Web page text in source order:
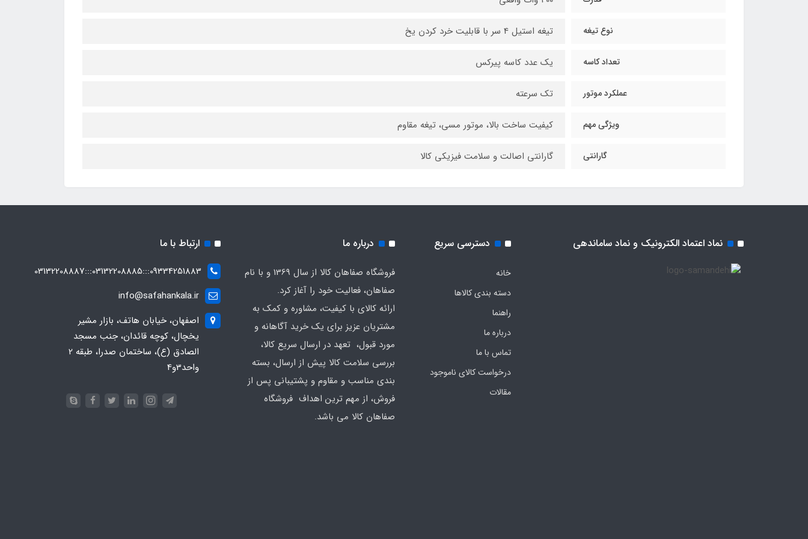
نوع تیغه تیغه استیل 4 سر با قابلیت خرد کردن یخ
تعداد کاسه یک عدد کاسه پیرکس
عملکرد موتور تک سرعته
ویژگی مهم کیفیت ساخت بالا، موتور مسی، تیغه مقاوم
گارانتی گارانتی اصالت و سلامت فیزیکی کالا
نماد اعتماد الکترونیک و نماد ساماندهی دسترسی سریع
خانه
دسته بندی کالاها
راهنما
درباره ما
تماس با ما
درخواست کالای ناموجود
مقالات
درباره ما
فروشگاه صفاهان کالا از سال 1369 و با نام
صفاهان، فعالیت خود را آغاز کرد.
ارائه کالای با کیفیت، مشاوره و کمک به
مشتریان عزیز برای یک خرید آگاهانه و
مورد قبول، تعهد در ارسال سریع کالا،
بررسی سلامت کالا پیش از ارسال، بسته
بندی مناسب و مقاوم و پشتیبانی پس از
فروش، از مهم ترین اهداف فروشگاه
صفاهان کالا می باشد.
ارتباط با ما
09334251883:::03132208885:::03132208887
info@safahankala.ir
اصفهان، خیابان هاتف، بازار مشیر
یخچال، کوچه قائدان، جنب مسجد
الصادق (ع)، ساختمان صدرا، طبقه 2
واحد3و4